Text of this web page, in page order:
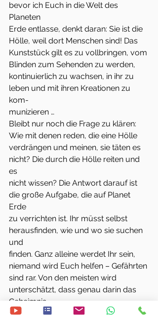
bevor ich Euch in die Welt des
Planeten
Erde entlasse, denkt daran: Sie ist die
Hölle, weil dort Menschen sind! Das
Kunststück gilt es zu vollbringen, vom
Blinden zum Sehenden zu werden,
kontinuierlich zu wachsen, in ihr zu
leben und mit ihren Kreationen zu
kom-
munizieren …
Bleibt nur noch die Frage zu klären:
Wie mit denen reden, die eine Hölle
verdrängen und meinen, sie täten es
nicht? Die durch die Hölle reiten und
es
nicht wissen? Die Antwort darauf ist
die große Aufgabe, die auf Planet
Erde
zu verrichten ist. Ihr müsst selbst
herausfinden, wie und wo sie suchen
und
finden. Ganz alleine werdet Ihr sein,
niemand wird Euch helfen – Gefährten
sind rar. Von den meisten wird
unterschätzt, dass genau darin das
Geheimnis
des Friedens zwischen Menschen und